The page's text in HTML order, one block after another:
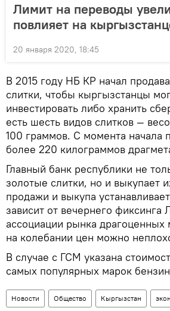
Лимит на переводы
повлияет на
20 января 2020, 18:45
В 2015 году НБ КР начал
слитки, чтобы кыргызстанцы
инвестировать либо хранить
есть шесть видов слитков —
100 граммов. С момента начала
более 220 килограммов
Главный банк республики не
золотые слитки, но и выкупает
продажи и выкупа
зависит от вечернего фиксинга
ассоциации рынка драгоценных
на колебании цен можно
В случае с ГСМ указана
самых популярных марок
Новости Общество Кыргызстан